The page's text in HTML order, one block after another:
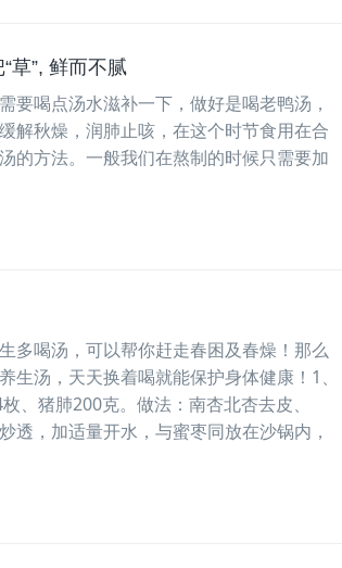
草”, 鲜而不腻
要喝点汤水滋补一下，做好是喝老鸭汤，
解秋燥，润肺止咳，在这个时节食用在合
的方法。一般我们在熬制的时候只需要加
多喝汤，可以帮你赶走春困及春燥！那么
汤，天天换着喝就能保护身体健康！1、
、猪肺200克。做法：南杏北杏去皮、
透，加适量开水，与蜜枣同放在沙锅内，